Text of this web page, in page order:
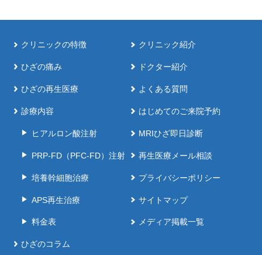
クリニックの特徴
ひざの痛み
ひざの再生医療
診療内容
ヒアルロン酸注射
PRP-FD（PFC-FD）注射
培養幹細胞治療
APS再生治療
料金表
ひざのコラム
クリニック紹介
ドクター紹介
よくある質問
はじめてのご来院予約
MRIひざ即日診断
再生医療メール相談
プライバシーポリシー
サイトマップ
メディア掲載一覧